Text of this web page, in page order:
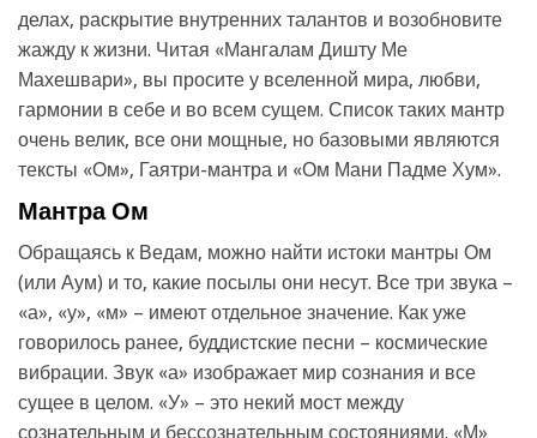
делах, раскрытие внутренних талантов и возобновите
жажду к жизни. Читая «Мангалам Дишту Ме
Махешвари», вы просите у вселенной мира, любви,
гармонии в себе и во всем сущем. Список таких мантр
очень велик, все они мощные, но базовыми являются
тексты «Ом», Гаятри-мантра и «Ом Мани Падме Хум».
Мантра Ом
Обращаясь к Ведам, можно найти истоки мантры Ом
(или Аум) и то, какие посылы они несут. Все три звука –
«а», «у», «м» – имеют отдельное значение. Как уже
говорилось ранее, буддистские песни – космические
вибрации. Звук «а» изображает мир сознания и все
сущее в целом. «У» – это некий мост между
сознательным и бессознательным состояниями. «М»